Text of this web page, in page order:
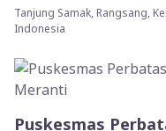
Tanjung Samak, Rangsang,
Indonesia
Puskesmas